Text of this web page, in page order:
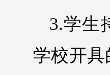
3.学生
学校开